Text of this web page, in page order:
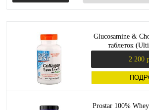
Glucosamine &
таблеток
2 200
Prostar 100%